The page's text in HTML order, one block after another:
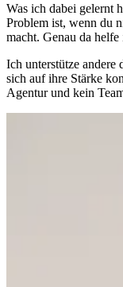
Was ich dabei gelernt
Problem ist, wenn du
macht. Genau da helfe
Ich unterstütze andere
sich auf ihre Stärke
Agentur und kein